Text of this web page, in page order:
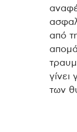
από
των